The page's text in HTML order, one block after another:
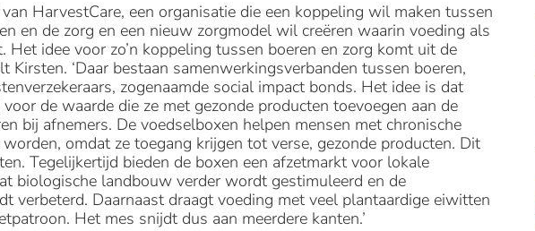
HarvestCare, een organisatie die een koppeling wil maken tussen
en de zorg en een nieuw zorgmodel wil creëren waarin voeding als
Het idee voor zo’n koppeling tussen boeren en zorg komt uit de
Kirsten. ‘Daar bestaan samenwerkingsverbanden tussen boeren,
zogenaamde social impact bonds. Het idee is dat
de waarde die ze met gezonde producten toevoegen aan de
bij afnemers. De voedselboxen helpen mensen met chronische
omdat ze toegang krijgen tot verse, gezonde producten. Dit
Tegelijkertijd bieden de boxen een afzetmarkt voor lokale
biologische landbouw verder wordt gestimuleerd en de
verbeterd. Daarnaast draagt voeding met veel plantaardige eiwitten
Het mes snijdt dus aan meerdere kanten.’